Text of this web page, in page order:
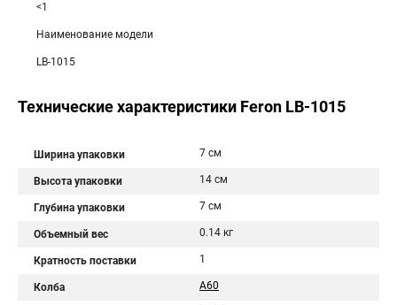
<1
Наименование модели
LB-1015
Технические характеристики Feron LB-1015
Ширина упаковки 7 см
Высота упаковки 14 см
Глубина упаковки 7 см
Объемный вес 0.14 кг
Кратность поставки 1
Колба A60